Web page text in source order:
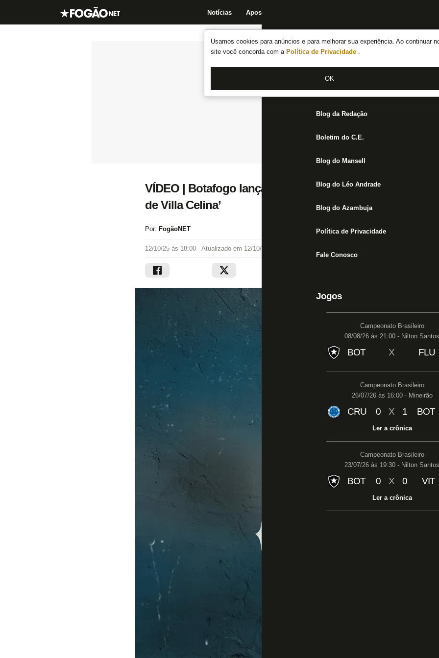
Usamos cookies para anúncios e para melhorar sua experiência. Ao continuar
site você concorda com a Política de Privacidade .
OK
Notícias Apostas
Notícias do Botafogo
Fórum
Jogos
Blog da Redação
Boletim do C.E.
Blog do Mansell
Blog do Léo Andrade
Blog do Azambuja
Política de Privacidade
Fale Conosco
Jogos
Campeonato Brasileiro
08/08/26 às 21:00 - Nilton Santos
BOT X FLU
Campeonato Brasileiro
26/07/26 às 16:00 - Mineirão
CRU 0 X 1 BOT
Ler a crônica
Campeonato Brasileiro
23/07/26 às 19:30 - Nilton Santos
BOT 0 X 0 VIT
Ler a crônica
VÍDEO | Botafogo lança documentário ‘Alexander
de Villa Celina’
Por: FogãoNET
12/10/25 às 18:00 - Atualizado em 12/10/25 às 18:00